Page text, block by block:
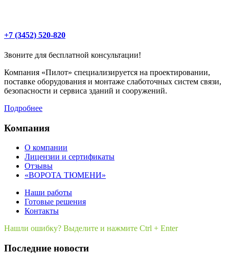
+7 (3452) 520-820
Звоните для бесплатной консультации!
Компания «Пилот» специализируется на проектировании,
поставке оборудования и монтаже слаботочных систем связи,
безопасности и сервиса зданий и сооружений.
Подробнее
Компания
О компании
Лицензии и сертификаты
Отзывы
«ВОРОТА ТЮМЕНИ»
Наши работы
Готовые решения
Контакты
Нашли ошибку? Выделите и нажмите Ctrl + Enter
Последние новости